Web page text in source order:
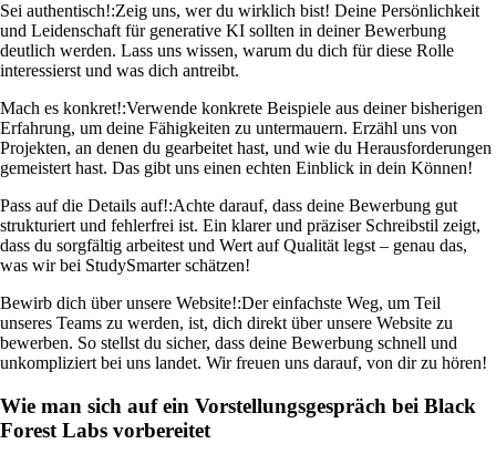
Sei authentisch!:Zeig uns, wer du wirklich bist! Deine Persönlichkeit
und Leidenschaft für generative KI sollten in deiner Bewerbung
deutlich werden. Lass uns wissen, warum du dich für diese Rolle
interessierst und was dich antreibt.
Mach es konkret!:Verwende konkrete Beispiele aus deiner bisherigen
Erfahrung, um deine Fähigkeiten zu untermauern. Erzähl uns von
Projekten, an denen du gearbeitet hast, und wie du Herausforderungen
gemeistert hast. Das gibt uns einen echten Einblick in dein Können!
Pass auf die Details auf!:Achte darauf, dass deine Bewerbung gut
strukturiert und fehlerfrei ist. Ein klarer und präziser Schreibstil zeigt,
dass du sorgfältig arbeitest und Wert auf Qualität legst – genau das,
was wir bei StudySmarter schätzen!
Bewirb dich über unsere Website!:Der einfachste Weg, um Teil
unseres Teams zu werden, ist, dich direkt über unsere Website zu
bewerben. So stellst du sicher, dass deine Bewerbung schnell und
unkompliziert bei uns landet. Wir freuen uns darauf, von dir zu hören!
Wie man sich auf ein Vorstellungsgespräch bei Black
Forest Labs vorbereitet